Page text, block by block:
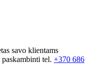
savo klientams
tel. +370 686